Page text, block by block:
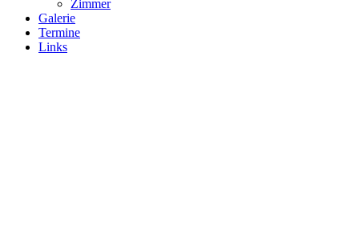
Zimmer
Galerie
Termine
Links